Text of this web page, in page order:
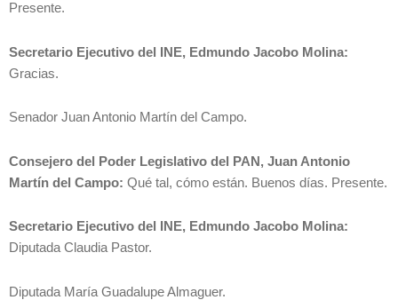
Presente.
Secretario Ejecutivo del INE, Edmundo Jacobo Molina:
Gracias.
Senador Juan Antonio Martín del Campo.
Consejero del Poder Legislativo del PAN, Juan Antonio
Martín del Campo: Qué tal, cómo están. Buenos días. Presente.
Secretario Ejecutivo del INE, Edmundo Jacobo Molina:
Diputada Claudia Pastor.
Diputada María Guadalupe Almaguer.